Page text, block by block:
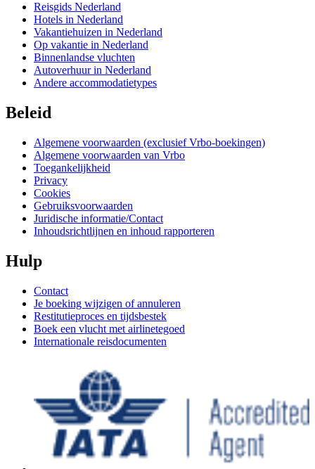
Reisgids Nederland
Hotels in Nederland
Vakantiehuizen in Nederland
Op vakantie in Nederland
Binnenlandse vluchten
Autoverhuur in Nederland
Andere accommodatietypes
Beleid
Algemene voorwaarden (exclusief Vrbo-boekingen)
Algemene voorwaarden van Vrbo
Toegankelijkheid
Privacy
Cookies
Gebruiksvoorwaarden
Juridische informatie/Contact
Inhoudsrichtlijnen en inhoud rapporteren
Hulp
Contact
Je boeking wijzigen of annuleren
Restitutieproces en tijdsbestek
Boek een vlucht met airlinetegoed
Internationale reisdocumenten